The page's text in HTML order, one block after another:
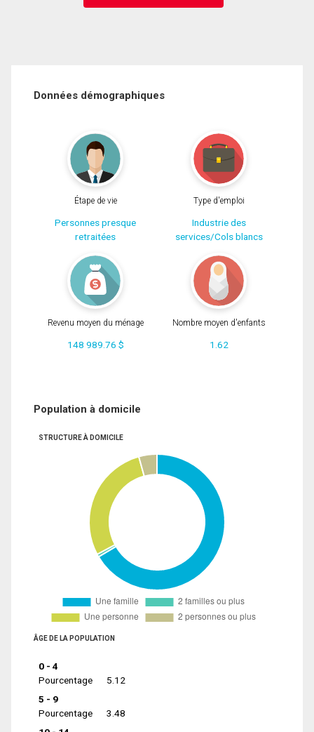
Données démographiques
Étape de vie
Personnes presque
retraitées
Type d'emploi
Industrie des
services/Cols blancs
Revenu moyen du ménage
148 989.76 $
Nombre moyen d'enfants
1.62
Population à domicile
STRUCTURE À DOMICILE
ÂGE DE LA POPULATION
0 - 4
Pourcentage
5.12
5 - 9
Pourcentage
3.48